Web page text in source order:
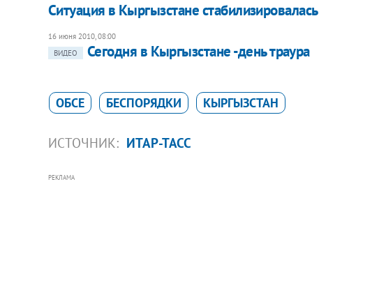
Ситуация в Кыргызстане стабилизировалась
16 июня 2010, 08:00
ВИДЕО
Сегодня в Кыргызстане -день траура
ОБСЕ БЕСПОРЯДКИ КЫРГЫЗСТАН
ИСТОЧНИК: ИТАР-ТАСС
РЕКЛАМА